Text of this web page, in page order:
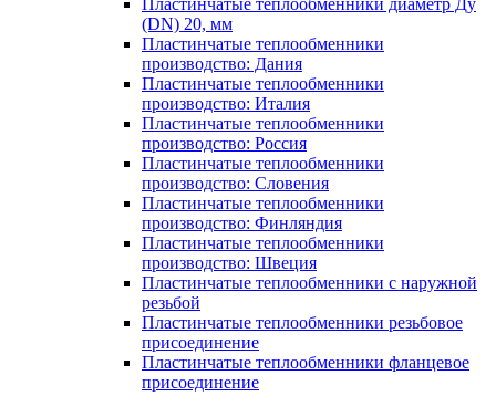
Пластинчатые теплообменники диаметр Ду
(DN) 20, мм
Пластинчатые теплообменники
производство: Дания
Пластинчатые теплообменники
производство: Италия
Пластинчатые теплообменники
производство: Россия
Пластинчатые теплообменники
производство: Словения
Пластинчатые теплообменники
производство: Финляндия
Пластинчатые теплообменники
производство: Швеция
Пластинчатые теплообменники с наружной
резьбой
Пластинчатые теплообменники резьбовое
присоединение
Пластинчатые теплообменники фланцевое
присоединение